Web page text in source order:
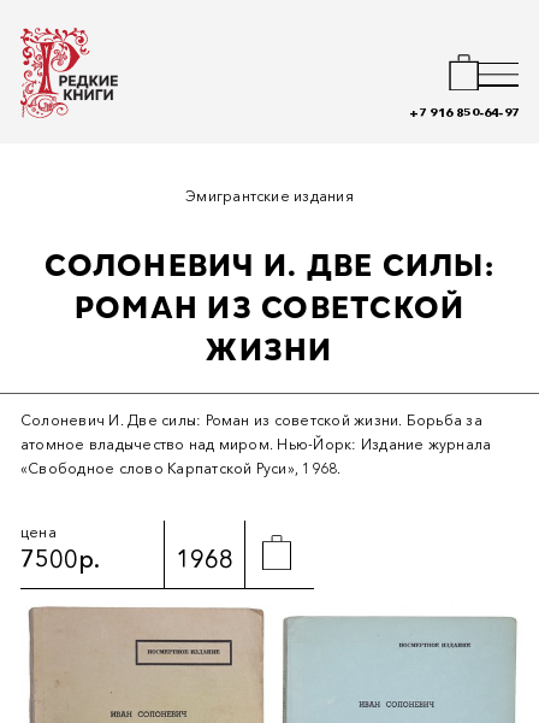
+7 916 850-64-97
Эмигрантские издания
СОЛОНЕВИЧ И. ДВЕ СИЛЫ:
РОМАН ИЗ СОВЕТСКОЙ
ЖИЗНИ
Солоневич И. Две силы: Роман из советской жизни. Борьба за
атомное владычество над миром. Нью-Йорк: Издание журнала
«Свободное слово Карпатской Руси», 1968.
цена
7500р. 1968